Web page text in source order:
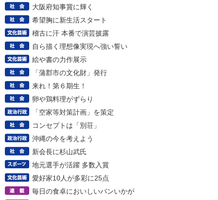
大阪府知事賞に輝く
希望胸に新生活スタート
稽古に汗 本番で演芸披露
自ら描く理想像実現へ強い誓い
絵や書の力作展示
「蒲郡市の文化財」発行
来れ！第６期生！
卵や鶏料理がずらり
「空家等対策計画」を策定
コンセプトは「別荘」
沖縄の今を考えよう
新会長に杉山武氏
地元選手が活躍 多数入賞
愛好家10人が多彩に25点
毎日の食卓においしいパンいかが